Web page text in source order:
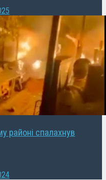
районі спалахнув